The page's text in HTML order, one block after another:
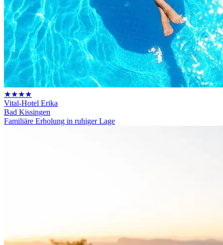
★★★★
Vital-Hotel Erika
Bad Kissingen
Familiäre Erholung in ruhiger Lage